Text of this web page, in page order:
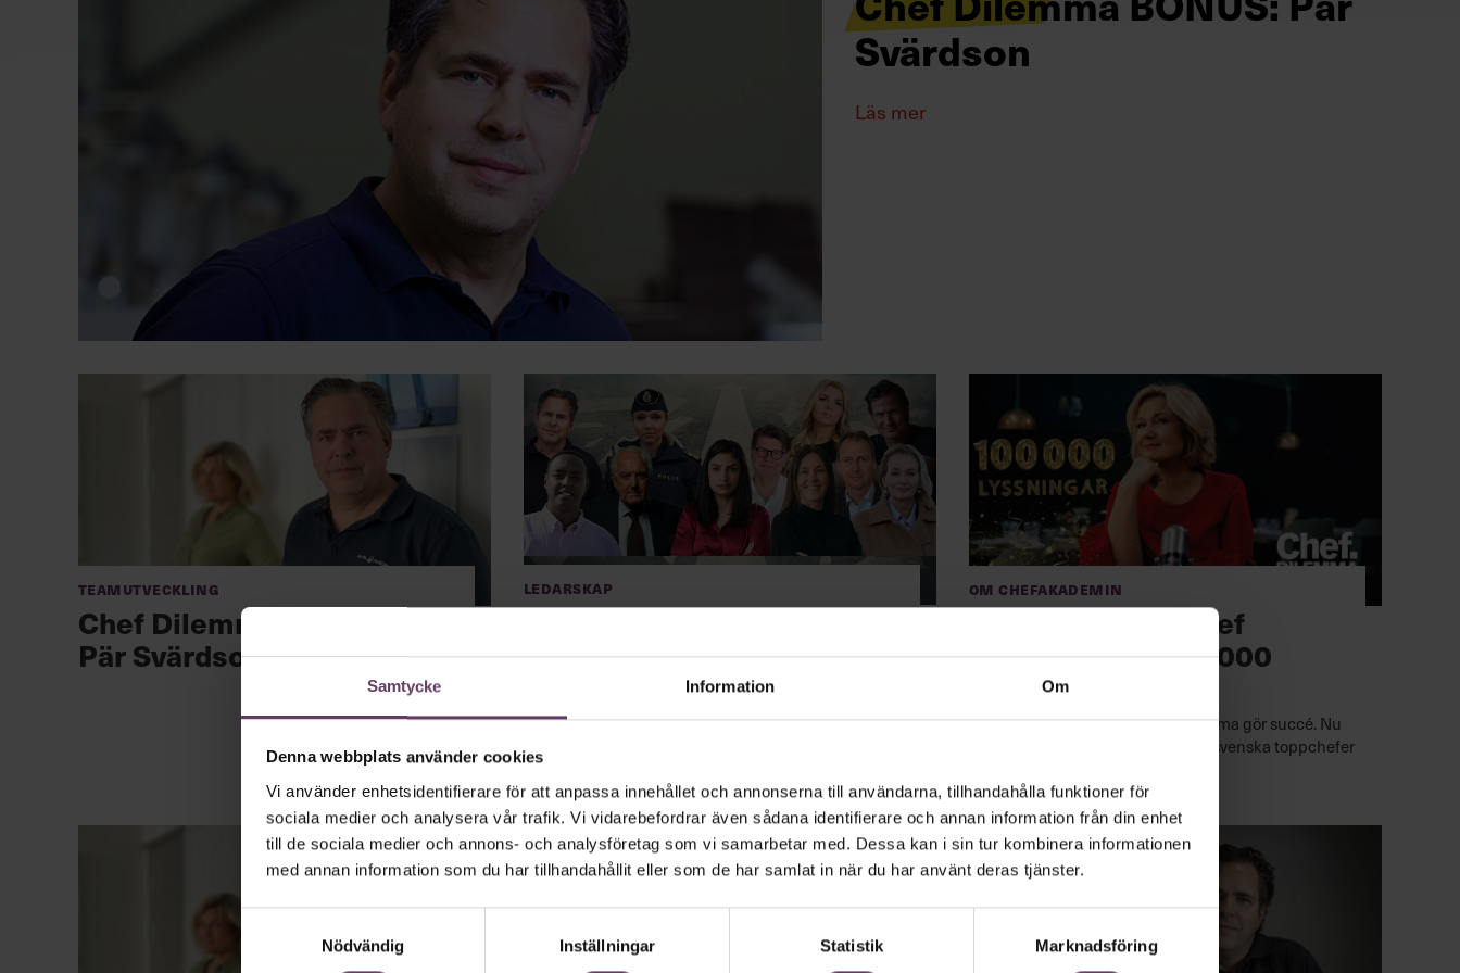
Samtycke Information Om
Denna webbplats använder cookies
Vi använder enhetsidentifierare för att anpassa innehållet och annonserna till användarna, tillhandahålla funktioner för
sociala medier och analysera vår trafik. Vi vidarebefordrar även sådana identifierare och annan information från din enhet
till de sociala medier och annons- och analysföretag som vi samarbetar med. Dessa kan i sin tur kombinera informationen
med annan information som du har tillhandahållit eller som de har samlat in när du har använt deras tjänster.
Nödvändig
Inställningar Statistik Marknadsföring
Svärdson
Läs mer
Teamutveckling
Chef Dilemma avsnitt 24:
Pär Svärdson, vd Apotea
Ledarskap
Toppchefernas bästa
förändringstips
Så mycket förändringsledning på en och samma dag.
På Chefdagen 2021 stod många av Sveriges främsta
genomgått har de vässat sina förmågor kring att leda i
förändring. Här är deras bästa tips.
Om Chefakademin
Succé-podden Chef
Dilemma når 100 000
lyssningar
Chefs ledarskapspodd Chef Dilemma gör succé. Nu
har mer än 100 000 lyssnat på hur svenska toppchefer